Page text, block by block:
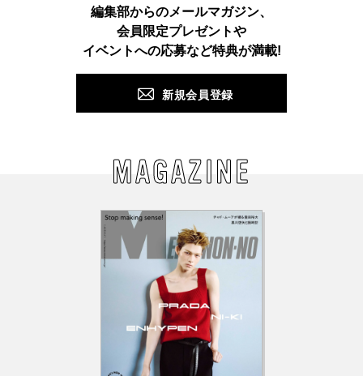
TikTok Facebook Pinterest LINE
編集部からのメールマガジン、
会員限定プレゼントや
イベントへの応募など特典が満載!
新規会員登録
MAGAZINE